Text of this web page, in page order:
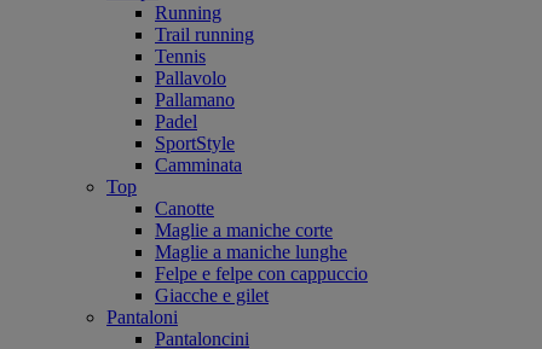
Running
Trail running
Tennis
Pallavolo
Pallamano
Padel
SportStyle
Camminata
Top
Canotte
Maglie a maniche corte
Maglie a maniche lunghe
Felpe e felpe con cappuccio
Giacche e gilet
Pantaloni
Pantaloncini